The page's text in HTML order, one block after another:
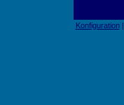
Konfiguration|